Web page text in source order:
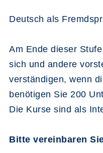
Deutsch als
Am Ende dieser
sich und andere
verständigen, wenn
benötigen Sie 200
Die Kurse sind als
Bitte vereinbaren